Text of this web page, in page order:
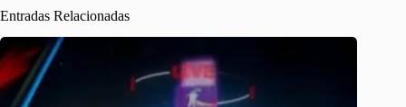
Entradas Relacionadas